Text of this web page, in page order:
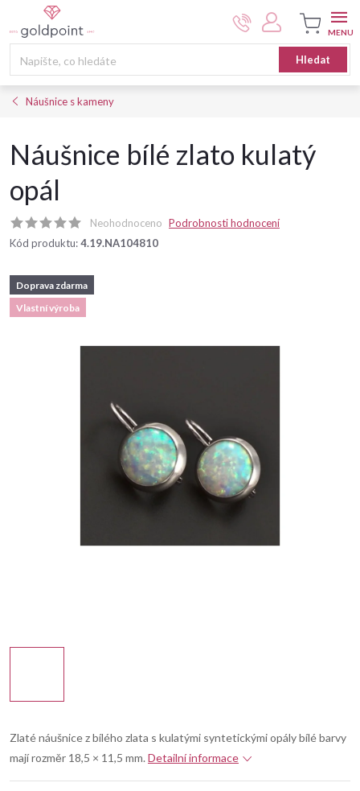
na
Hledat
Nákupní
košík
Náušnice s kameny
Náušnice bílé zlato kulatý
opál
Neohodnoceno Podrobnosti hodnocení
Kód produktu:4.19.NA104810
Doprava zdarma
Vlastní výroba
Zlaté náušnice z bílého zlata s kulatými syntetickými opály bílé barvy
mají rozměr 18,5 × 11,5 mm. Detailní informace